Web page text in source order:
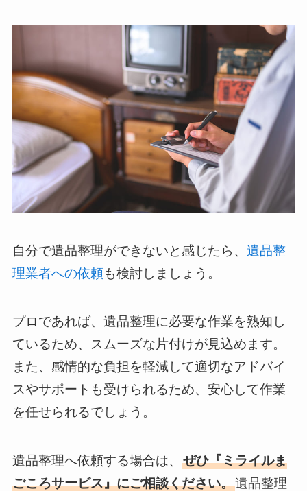
自分で遺品整理ができないと感じたら、 遺品整
理業者への依頼も検討しましょう。
プロであれば、遺品整理に必要な作業を熟知し
ているため、スムーズな片付けが見込めます。
また、感情的な負担を軽減して適切なアドバイ
スやサポートも受けられるため、安心して作業
を任せられるでしょう。
遺品整理へ依頼する場合は、 ぜひ『ミライルま
ごころサービス』にご相談ください。遺品整理